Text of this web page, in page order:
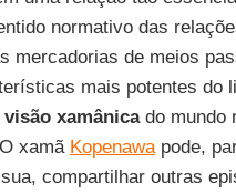
normativo das
mercadorias de meios
mais potentes do
visão xamânicado mundo
xamã Kopenawapode,
compartilhar outras